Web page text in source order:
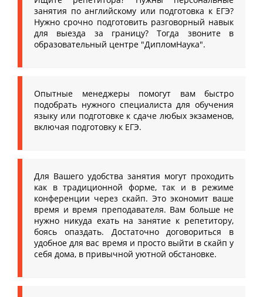
занятия по английскому или подготовка к ЕГЭ?
Нужно срочно подготовить разговорный навык
для выезда за границу? Тогда звоните в
образовательный центре "ДипломНаука".
Опытные менеджеры помогут вам быстро
подобрать нужного специалиста для обучения
языку или подготовке к сдаче любых экзаменов,
включая подготовку к ЕГЭ.
Для Вашего удобства занятия могут проходить
как в традиционной форме, так и в режиме
конференции через скайп. Это экономит ваше
время и время преподавателя. Вам больше не
нужно никуда ехать на занятие к репетитору,
боясь опаздать. Достаточно договориться в
удобное для вас время и просто выйти в скайп у
себя дома, в привычной уютной обстановке.